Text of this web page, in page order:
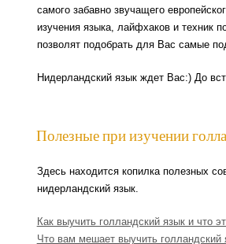
самого забавно звучащего
изучения языка, лайфхаков и техник
позволят подобрать для Вас самые
Нидерландский язык ждет Вас:) До
Полезные при изучении
Здесь находится копилка полезных
нидерландский язык.
Как выучить голландский язык и что
Что вам мешает выучить голландский